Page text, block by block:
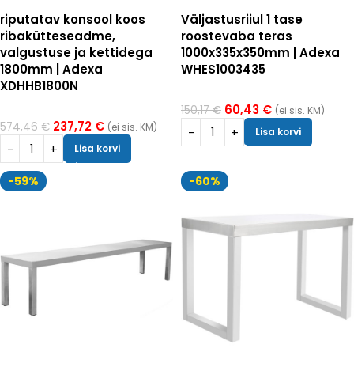
riputatav konsool koos
ribakütteseadme,
valgustuse ja kettidega
1800mm | Adexa
XDHHB1800N
574,46€ 237,72 € (ei sis. KM)
Lisa korvi
Väljastusriiul 1 tase
roostevaba teras
1000x335x350mm | Adexa
WHES1003435
150,17€ 60,43 € (ei sis. KM)
Lisa korvi
-59% -60%